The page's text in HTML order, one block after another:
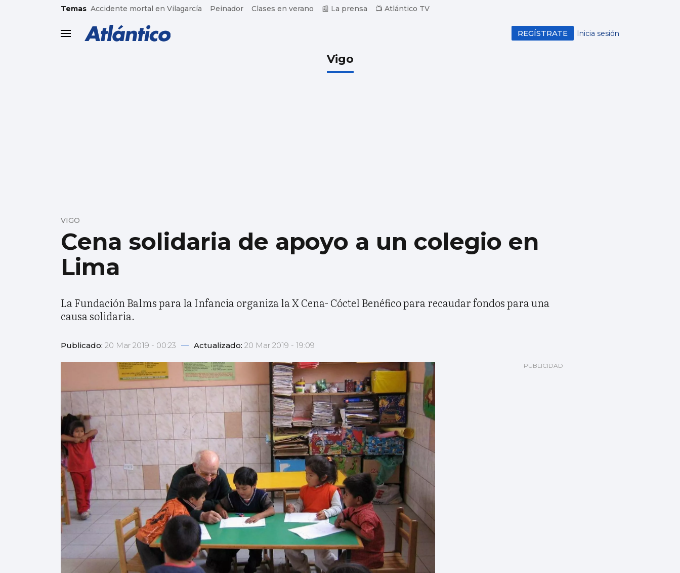
common.go-to-content
Temas Accidente mortal en Vilagarcía Peinador Clases en verano 📰 La prensa 📺 Atlántico TV
header.menu.open Inicia sesión
REGÍSTRATE
Vigo
Cena solidaria de apoyo a un colegio en
Lima
VIGO
La Fundación Balms para la Infancia organiza la X Cena- Cóctel Benéfico para recaudar fondos para una
causa solidaria.
Publicado: 20 Mar 2019 - 00:23 — Actualizado: 20 Mar 2019 - 19:09